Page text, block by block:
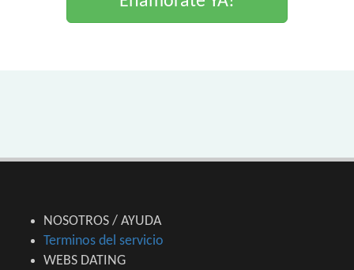
NOSOTROS / AYUDA
Terminos del servicio
WEBS DATING